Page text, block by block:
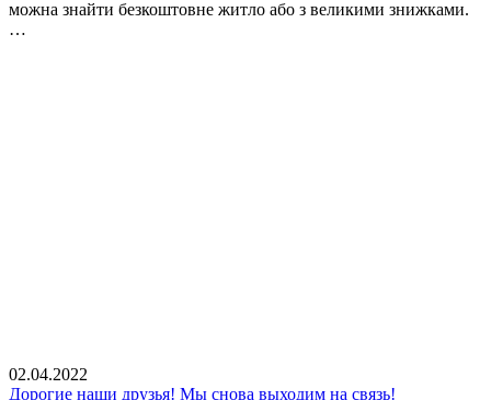
можна знайти безкоштовне житло або з великими знижками.
…
02.04.2022
Дорогие наши друзья! Мы снова выходим на связь!